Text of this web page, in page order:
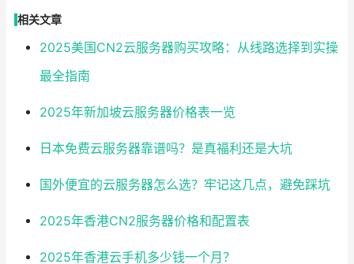
相关文章
2025美国CN2云服务器购买攻略：从线路选择到实操
最全指南
2025年新加坡云服务器价格表一览
日本免费云服务器靠谱吗？是真福利还是大坑
国外便宜的云服务器怎么选？牢记这几点，避免踩坑
2025年香港CN2服务器价格和配置表
2025年香港云手机多少钱一个月？